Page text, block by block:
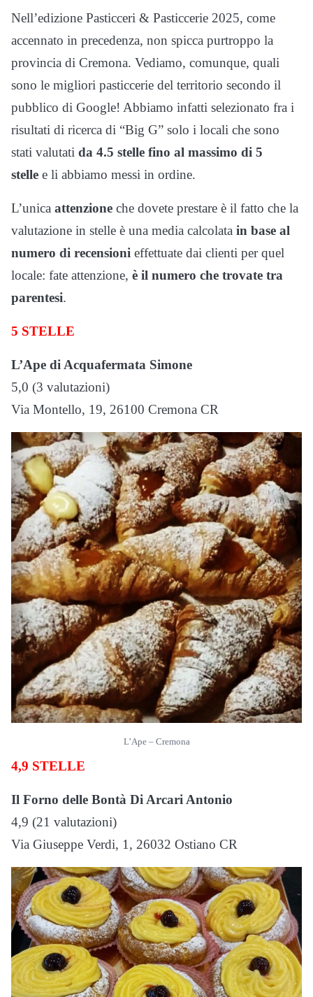
Nell’edizione Pasticceri & Pasticcerie 2025, come
accennato in precedenza, non spicca purtroppo la
provincia di Cremona. Vediamo, comunque, quali
sono le migliori pasticcerie del territorio secondo il
pubblico di Google! Abbiamo infatti selezionato fra i
risultati di ricerca di “Big G” solo i locali che sono
stati valutati da 4.5 stelle fino al massimo di 5
stelle e li abbiamo messi in ordine.
L’unica attenzione che dovete prestare è il fatto che la
valutazione in stelle è una media calcolata in base al
numero di recensioni effettuate dai clienti per quel
locale: fate attenzione, è il numero che trovate tra
parentesi.
5 STELLE
L’Ape di Acquafermata Simone
5,0 (3 valutazioni)
Via Montello, 19, 26100 Cremona CR
L’Ape – Cremona
4,9 STELLE
Il Forno delle Bontà Di Arcari Antonio
4,9 (21 valutazioni)
Via Giuseppe Verdi, 1, 26032 Ostiano CR